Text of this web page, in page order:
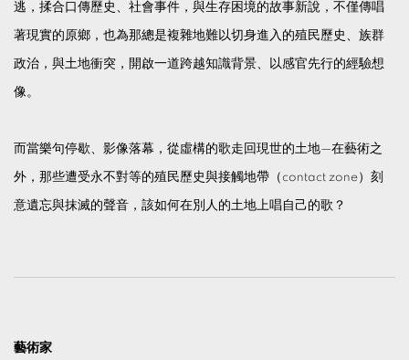
逃，揉合口傳歷史、社會事件，與生存困境的故事新說，不僅傳唱
著現實的原鄉，也為那總是複雜地難以切身進入的殖民歷史、族群
政治，與土地衝突，開啟一道跨越知識背景、以感官先行的經驗想
像。
而當樂句停歇、影像落幕，從虛構的歌走回現世的土地—在藝術之
外，那些遭受永不對等的殖民歷史與接觸地帶（contact zone）刻
意遺忘與抹滅的聲音，該如何在別人的土地上唱自己的歌？
藝術家